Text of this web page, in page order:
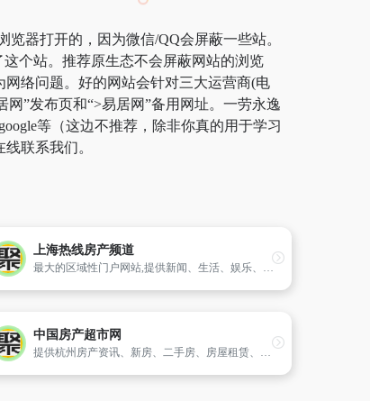
器打开的，因为微信/QQ会屏蔽一些站。
个站。推荐原生态不会屏蔽网站的浏览
络问题。好的网站会针对三大运营商(电
”发布页和“>易居网”备用网址。一劳永逸
等（这边不推荐，除非你真的用于学习
联系我们。
上海热线房产频道
最大的区域性门户网站,提供新闻、生活、娱乐、房产、邮件、短信、互动论坛等全方位的信息资讯。中国互联网产业品牌50强本地化综合资讯服务第一名！
中国房产超市网
提供杭州房产资讯、新房、二手房、房屋租赁、家居装潢、贷款等在线信息。